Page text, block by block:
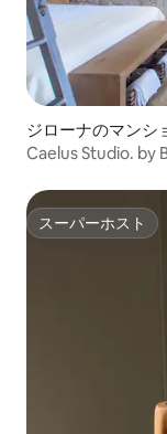
ジローナのマンシ
Caelus Studio. by
スーパーホスト
スーパーホスト